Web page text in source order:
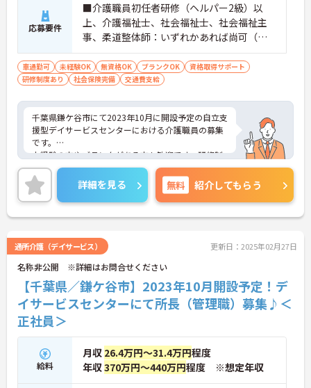
応募要件
■介護職員初任者研修（ヘルパー2級）以
上、介護福祉士、社会福祉士、社会福祉主
事、柔道整体師：いずれかあれば尚可（無
資格：相談可） ■未経験・ブランク：
可 ■普通自動車運転免許（AT限定可）※
ペーパー不可
車通勤可 未経験OK 無資格OK ブランクOK
資格取得サポート
研修制度あり
社会保険完備 交通費支給
千葉県鎌ケ谷市にて2023年10月に開設予定の自立支
援型デイサービスセンターにおける介護職員の募集
です。
未経験の方やブランクがある方も歓迎です。研修制
度があり、安心してご勤務いただけます。また、勤
務日数は週1日～相談可能なので、無理なくプライ
ベートを大切にしながらご勤務いただけます。
ご興味のある方には、面接対策ポイントなど、さら
に詳細をお話しいたしますのでお気軽にご相談くだ
詳細を見る 無料 紹介してもらう
通所介護（デイサービス） 更新日：2025年02月27日
名称非公開 ※詳細はお問合せください
【千葉県／鎌ケ谷市】2023年10月開設予定！デ
イサービスセンターにて所長（管理職）募集♪＜
正社員＞
給料
月収 26.4万円～31.4万円程度
年収370万円～440万円程度 ※想定年収